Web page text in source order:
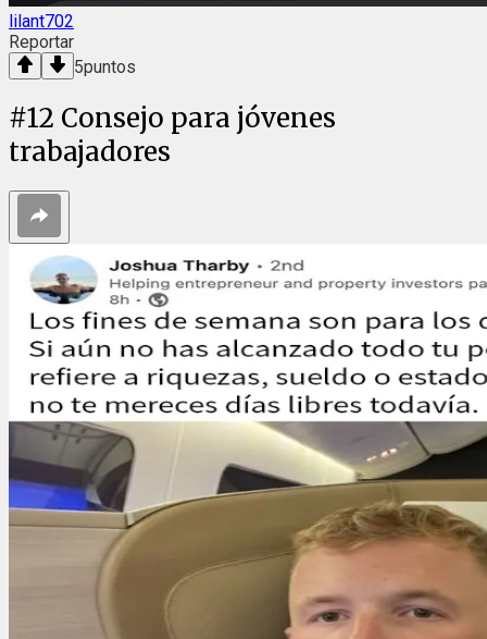
lilant702
Reportar
5puntos
#12 Consejo para jóvenes
trabajadores